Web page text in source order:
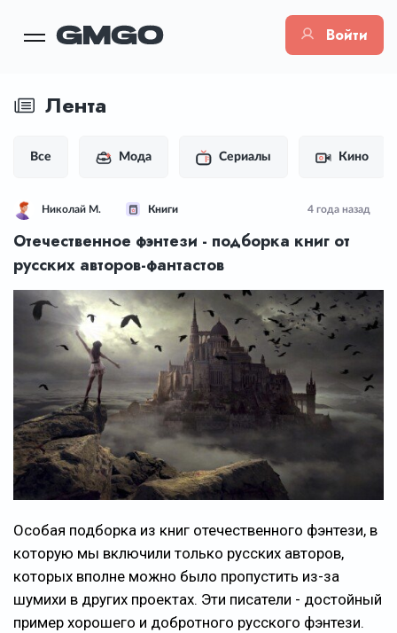
Войти
Лента
Все Мода Сериалы Кино
Николай М. Книги 4 года назад
Отечественное фэнтези - подборка книг от
русских авторов-фантастов
Особая подборка из книг отечественного фэнтези, в
которую мы включили только русских авторов,
которых вполне можно было пропустить из-за
шумихи в других проектах. Эти писатели - достойный
пример хорошего и добротного русского фэнтези.